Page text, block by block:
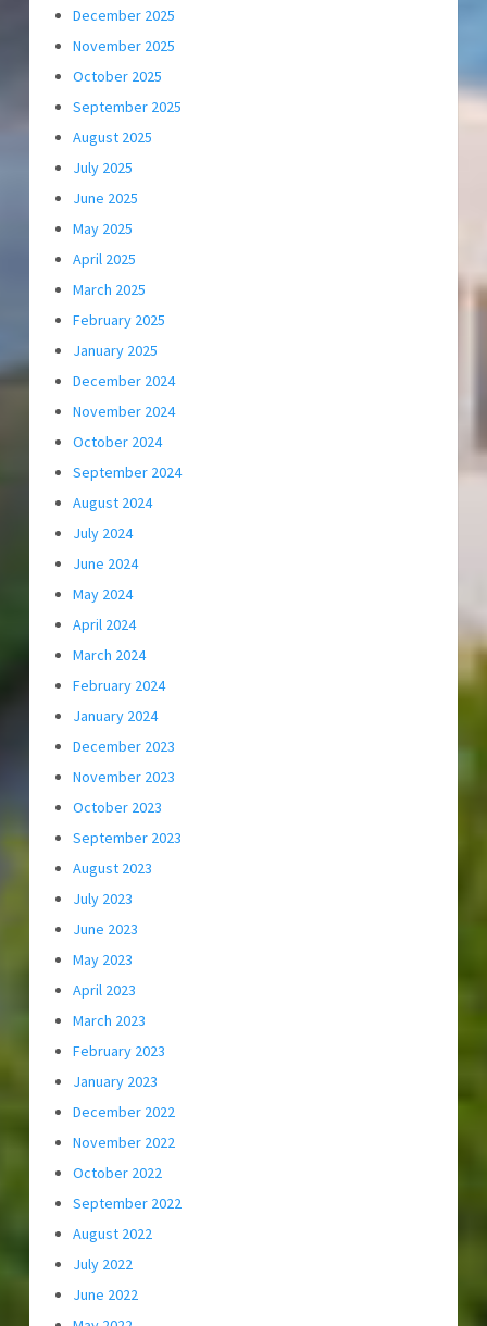
December 2025
November 2025
October 2025
September 2025
August 2025
July 2025
June 2025
May 2025
April 2025
March 2025
February 2025
January 2025
December 2024
November 2024
October 2024
September 2024
August 2024
July 2024
June 2024
May 2024
April 2024
March 2024
February 2024
January 2024
December 2023
November 2023
October 2023
September 2023
August 2023
July 2023
June 2023
May 2023
April 2023
March 2023
February 2023
January 2023
December 2022
November 2022
October 2022
September 2022
August 2022
July 2022
June 2022